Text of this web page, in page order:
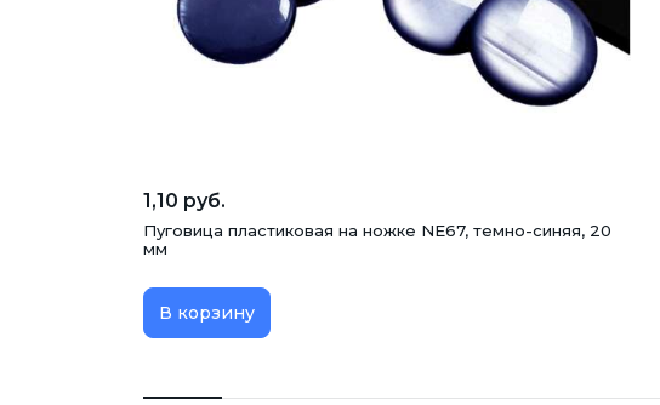
1,10 руб.
Пуговица пластиковая на ножке NE67, темно-синяя, 20
мм
В корзину